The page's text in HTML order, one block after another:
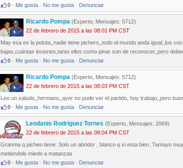
0 · Me gusta · No me gusta · Denunciar
Ricardo Pompa (Experto, Mensajes: 5712)
22 de febrero de 2015 a las 08:01 PM CST
May esa es la pelota,,nadie tiene pichers,,todo el mundo anda igual,,los
bajas,cuántas lesiones,tanto ellos como pinar son de reconocer,,pero
0 · Me gusta · No me gusta · Denunciar
Ricardo Pompa (Experto, Mensajes: 5712)
22 de febrero de 2015 a las 08:03 PM CST
Leo un saludo,,hermano,,ayer no pude ver el partido, hoy trabajo,,pero
0 · Me gusta · No me gusta · Denunciar
Leodanis Rodriguez Tornes (Experto, Mensajes: 2069)
22 de febrero de 2015 a las 08:04 PM CST
Granma q picheo tiene. Solo un abridor , blanco q si esta bien. Tamayo
metiendole miedo a matanzas
0 · Me gusta · No me gusta · Denunciar